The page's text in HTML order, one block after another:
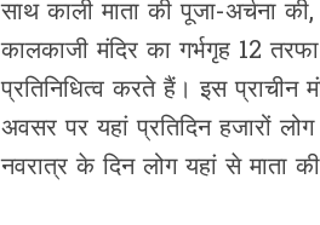
साथ काली माता की पूजा-अर्चना
कालकाजी मंदिर का गर्भगृह 12
प्रतिनिधित्व करते हैं। इस
अवसर पर यहां प्रतिदिन हजारों
नवरात्र के दिन लोग यहां से माता